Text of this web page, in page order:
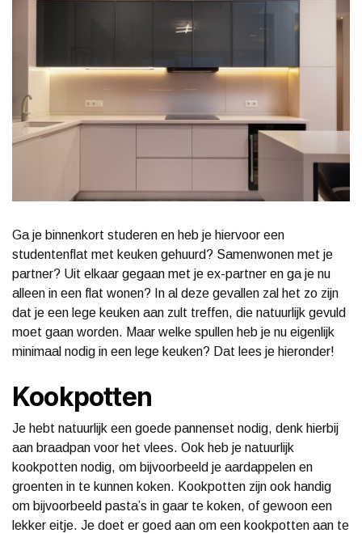
Ga je binnenkort studeren en heb je hiervoor een
studentenflat met keuken gehuurd? Samenwonen met je
partner? Uit elkaar gegaan met je ex-partner en ga je nu
alleen in een flat wonen? In al deze gevallen zal het zo zijn
dat je een lege keuken aan zult treffen, die natuurlijk gevuld
moet gaan worden. Maar welke spullen heb je nu eigenlijk
minimaal nodig in een lege keuken? Dat lees je hieronder!
Kookpotten
Je hebt natuurlijk een goede pannenset nodig, denk hierbij
aan braadpan voor het vlees. Ook heb je natuurlijk
kookpotten nodig, om bijvoorbeeld je aardappelen en
groenten in te kunnen koken. Kookpotten zijn ook handig
om bijvoorbeeld pasta’s in gaar te koken, of gewoon een
lekker eitje. Je doet er goed aan om een kookpotten aan te